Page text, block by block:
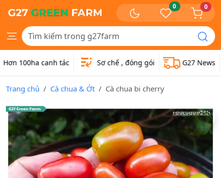
0 0
100ha canh tác Sơ chế , đóng gói G27 News
Trang chủ Cà chua & Ớt Cà chua bi cherry